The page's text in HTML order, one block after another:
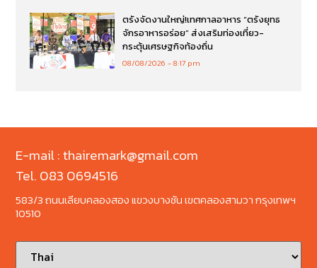
ตรังจัดงานใหญ่!เทศกาลอาหาร “ตรังยุทธ
จักรอาหารอร่อย” ส่งเสริมท่องเที่ยว-
กระตุ้นเศรษฐกิจท้องถิ่น
08/08/2026 8:17 pm
E-mail : thairemark@gmail.com
Tel. 083 0694516
583/3 ถนนเลียบคลองสอง แขวงบางชัน เขตคลองสามวา กรุงเทพฯ
10510